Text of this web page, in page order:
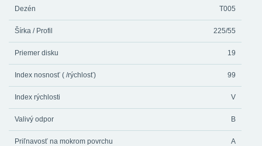
Dezén T005
Šírka / Profil 225/55
Priemer disku 19
Index nosnosť ( /rýchlosť) 99
Index rýchlosti V
Valivý odpor B
Priľnavosť na mokrom povrchu A